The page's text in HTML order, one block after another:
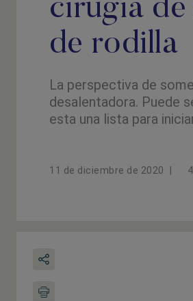
cirugía de
de rodilla
La perspectiva de
desalentadora. Puede
esta una lista para
11 de diciembre de 2020